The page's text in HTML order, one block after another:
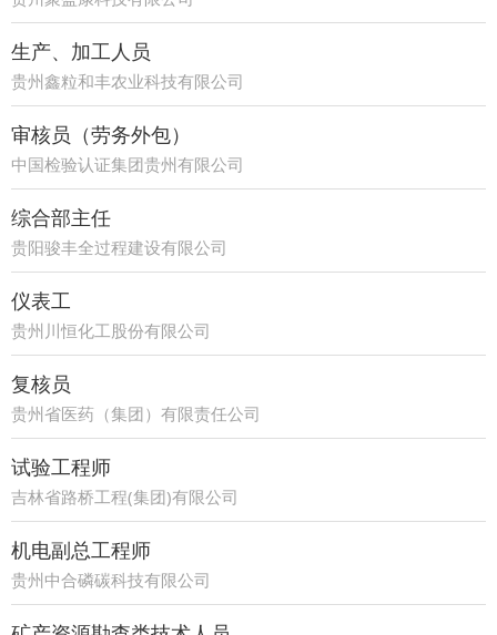
生产、加工人员
贵州鑫粒和丰农业科技有限公司
审核员（劳务外包）
中国检验认证集团贵州有限公司
综合部主任
贵阳骏丰全过程建设有限公司
仪表工
贵州川恒化工股份有限公司
复核员
贵州省医药（集团）有限责任公司
试验工程师
吉林省路桥工程(集团)有限公司
机电副总工程师
贵州中合磷碳科技有限公司